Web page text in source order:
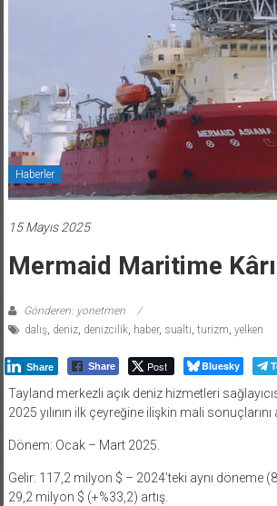
Haberler
15 Mayıs 2025
Mermaid Maritime
Gönderen: yonetmen
dalış, deniz, denizcilik, haber, sualtı turizm yelken
Share Share Post Bluesky
Tayland merkezli açık deniz hizmetleri
2025 yılının ilk çeyreğine ilişkin mali sonuçlarını
Dönem: Ocak – Mart 2025.
Gelir: 117,2 milyon $ – 2024’teki aynı döneme
29,2 milyon $ (+%33,2) artış.